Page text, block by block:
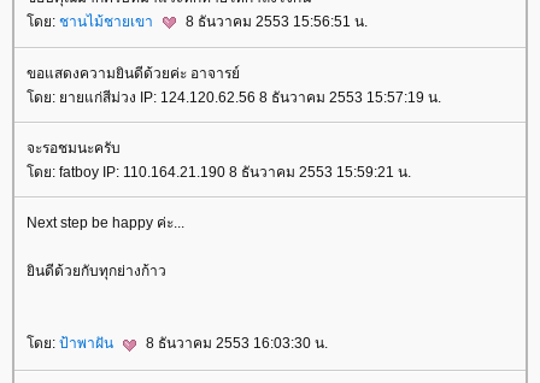
ดย: ชานไม้ชายเขา 8 ธันวาคม 2553 15:56:51 น.
ขอแสดงความยินดีด้วยค่ะ อาจารย์
ดย: ยายแก่สีม่วง IP: 124.120.62.56 8 ธันวาคม 2553 15:57:19 น.
จะรอชมนะครับ
ดย: fatboy IP: 110.164.21.190 8 ธันวาคม 2553 15:59:21 น.
Next step be happy ค่ะ...
ินดีด้วยกับทุกย่างก้าว
ดย: ป้าพาฝัน 8 ธันวาคม 2553 16:03:30 น.